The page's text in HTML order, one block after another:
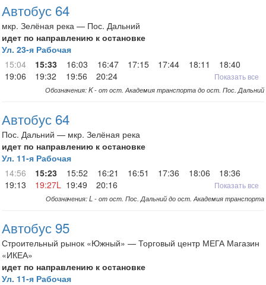
Автобус 64
мкр. Зелёная река — Пос. Дальний
идет по направлению к остановке
Ул. 23-я Рабочая
15:04
15:33 16:03 16:47 17:15 17:44 18:11
18:40
19:06
19:32 19:56 20:24 Показать все
Обозначения: K - от ост. Академия транспорта до ост. Пос. Дальний
Автобус 64
Пос. Дальний — мкр. Зелёная река
идет по направлению к остановке
Ул. 11-я Рабочая
14:56
15:23 15:52 16:21 16:51 17:36 18:06
18:36
19:13
19:27L 19:49 20:16 Показать все
Обозначения: L - от ост. Пос. Дальний до ост. Академия транспорта
Автобус 95
Строительный рынок «Южный» — Торговый центр МЕГА Магазин
«ИКЕА»
идет по направлению к остановке
Ул. 11-я Рабочая